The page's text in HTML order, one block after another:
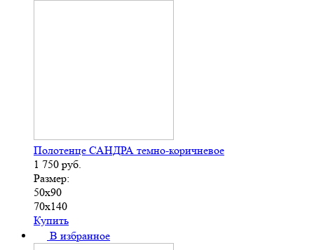
Полотенце САНДРА темно-коричневое
1 750 руб.
Размер:
50х90
70х140
Купить
В избранное